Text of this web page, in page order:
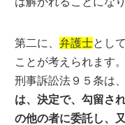
第二に、弁護士とし
ことが考えられます。
刑事訴訟法９５条は
は、決定で、勾留さ
の他の者に委託し、